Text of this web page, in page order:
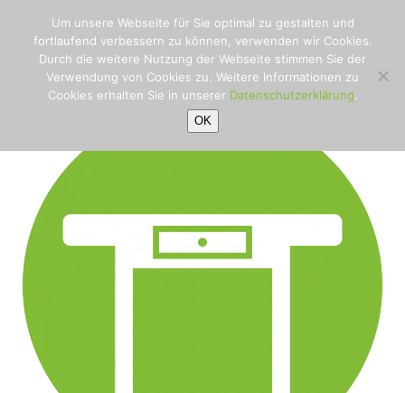
content
Open
mobile
menu
Close
mobile
menu
einzelmoebel
Startseite»Home Schreinerei»
einzelmoebel
Um unsere Webseite für Sie optimal zu gestalten und
fortlaufend verbessern zu können, verwenden wir Cookies.
Durch die weitere Nutzung der Webseite stimmen Sie der
Verwendung von Cookies zu. Weitere Informationen zu
Cookies erhalten Sie in unserer Datenschutzerklärung
OK